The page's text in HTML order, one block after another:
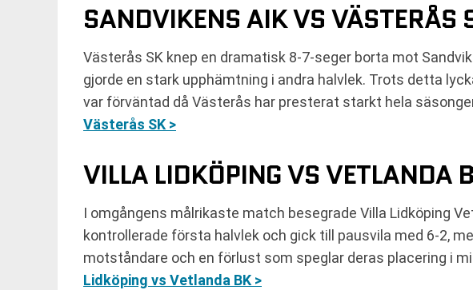
SANDVIKENS AIK VS VÄSTERÅS
Västerås SK knep en dramatisk 8-7-seger borta mot
gjorde en stark upphämtning i andra halvlek. Trots detta
var förväntad då Västerås har presterat starkt hela
Västerås SK >
VILLA LIDKÖPING VS VETLANDA
I omgångens målrikaste match besegrade Villa Lidköping
kontrollerade första halvlek och gick till pausvila med 6-2,
motståndare och en förlust som speglar deras placering i
Lidköping vs Vetlanda BK >